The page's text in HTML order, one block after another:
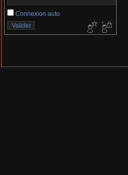
Connexion auto